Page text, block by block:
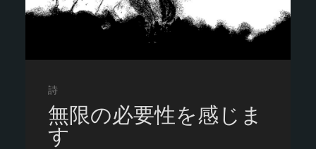
詩
無限の必要性を感じま
す